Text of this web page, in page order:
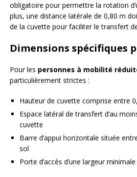
obligatoire pour permettre la rotation
plus, une distance latérale de 0,80 m
de la cuvette pour faciliter le transfert
Dimensions spécifiques
Pour les personnes à mobilité
particulièrement strictes :
Hauteur de cuvette comprise entre
Espace latéral de transfert d’au
cuvette
Barre d’appui horizontale située
sol
Porte d’accès d’une largeur